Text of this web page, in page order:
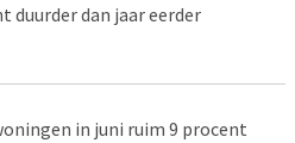
duurder dan jaar eerder
in juni ruim 9 procent